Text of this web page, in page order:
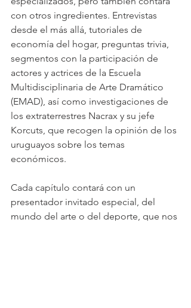
con otros ingredientes. Entrevistas
desde el más allá, tutoriales de
economía del hogar, preguntas trivia,
segmentos con la participación de
actores y actrices de la Escuela
Multidisciplinaria de Arte Dramático
(EMAD), así como investigaciones de
los extraterrestres Nacrax y su jefe
Korcuts, que recogen la opinión de los
uruguayos sobre los temas
económicos.
Cada capítulo contará con un
presentador invitado especial, del
mundo del arte o del deporte, que nos